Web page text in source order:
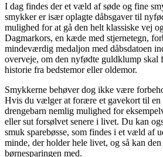
I dag findes der et væld af søde og fine
smykker er især oplagte dåbsgaver til
mulighed for at gå den helt klassiske vej
Dagmarkors, en kæde med stjernetegn,
mindeværdig medaljon med dåbsdatoen
overveje, om den nyfødte guldklump skal
historie fra bedstemor eller oldemor.
Smykkerne behøver dog ikke være
Hvis du vælger at forære et gavekort til en
drengebarn nemlig mulighed for
eller sut forsølvet senere i livet. Du kan
smuk sparebøsse, som findes i et væld af
minde, der holder hele livet, og så kan
børnesparingen med.